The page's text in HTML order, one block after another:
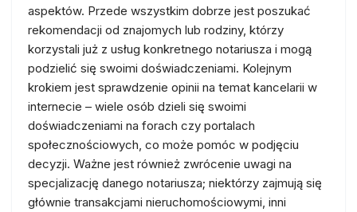
aspektów. Przede wszystkim dobrze jest poszukać
rekomendacji od znajomych lub rodziny, którzy
korzystali już z usług konkretnego notariusza i mogą
podzielić się swoimi doświadczeniami. Kolejnym
krokiem jest sprawdzenie opinii na temat kancelarii w
internecie – wiele osób dzieli się swoimi
doświadczeniami na forach czy portalach
społecznościowych, co może pomóc w podjęciu
decyzji. Ważne jest również zwrócenie uwagi na
specjalizację danego notariusza; niektórzy zajmują się
głównie transakcjami nieruchomościowymi, inni